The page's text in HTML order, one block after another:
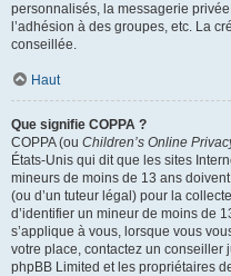
personnalisés, la messagerie
l’adhésion à des groupes, etc. La
conseillée.
Haut
Que signifie COPPA ?
COPPA (ou Children’s Online
États-Unis qui dit que les sites
mineurs de moins de 13 ans
(ou d’un tuteur légal) pour la
d’identifier un mineur de moins de
s’applique à vous, lorsque vous
votre place, contactez un conseiller
phpBB Limited et les propriétaires